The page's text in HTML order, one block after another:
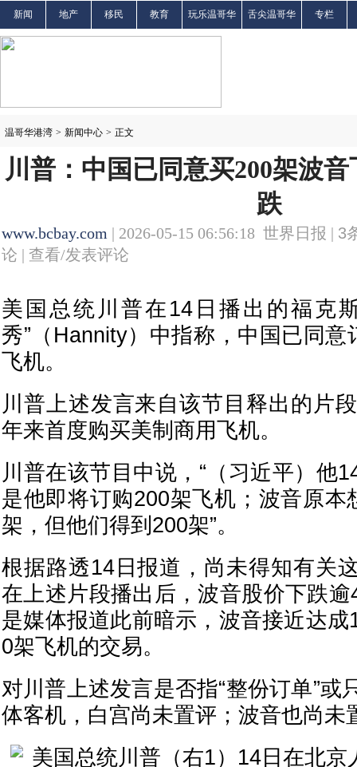
新闻 地产 移民 教育 玩乐温哥华 舌尖温哥华 专栏
温哥华港湾 > 新闻中心 > 正文
川普：中国已同意买200架波
跌
www.bcbay.com | 2026-05-15 06:56:18 世界日报 | 3
论 | 查看/发表评论
美国总统川普在14日播出的福克
秀”（Hannity）中指称，中国已同
飞机。
川普上述发言来自该节目释出的片
年来首度购买美制商用飞机。
川普在该节目中说，“（习近平）他
是他即将订购200架飞机；波音原本
架，但他们得到200架”。
根据路透14日报道，尚未得知有关
在上述片段播出后，波音股价下跌
是媒体报道此前暗示，波音接近达
0架飞机的交易。
对川普上述发言是否指“整份订单”或
体客机，白宫尚未置评；波音也尚未